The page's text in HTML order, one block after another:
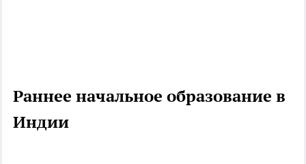
Раннее начальное образование в
Индии